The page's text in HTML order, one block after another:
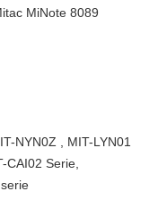
MiNote 8089
NYN0Z , MIT-LYN01
CAI02 Serie,